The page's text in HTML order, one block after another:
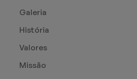
Galeria
História
Valores
Missão